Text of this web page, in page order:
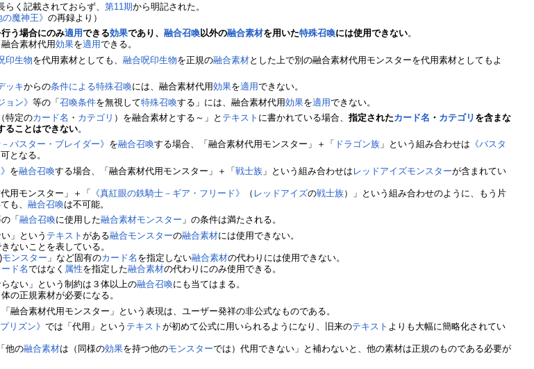
らく記載されておらず、第11期から明記された。
の魔神王》の再録より）
行う場合にのみ適用できる効果であり、融合召喚以外の融合素材を用いた特殊召喚には使用できない。
合素材代用効果を適用できる。
印生物を代用素材としても、融合呪印生物を正規の融合素材とした上で別の融合素材代用モンスターを代用素材としてもよ
ッキからの条件による特殊召喚には、融合素材代用効果を適用できない。
ョン》等の「召喚条件を無視して特殊召喚する」には、融合素材代用効果を適用できない。
特定のカード名 ・ カテゴリ ）を融合素材とする～」と テキスト に書かれている場合、指定されたカード名 ・ カテゴリ を含まな
ることはできない。
バスター・ブレイダー》 を融合召喚する場合、「融合素材代用モンスター」＋「 ドラゴン族 」という組み合わせは 《バスタ
となる。
を融合召喚する場合、「融合素材代用モンスター」＋「戦士族 」という組み合わせは レッドアイズモンスターが含まれてい
用モンスター」＋「 《真紅眼の鉄騎士－ギア・フリード》 （ レッドアイズの戦士族）」という組み合わせのように、もう片
も、融合召喚は不可能。
の「融合召喚に使用した融合素材モンスター 」の条件は満たされる。
」という テキストがある融合モンスターの融合素材には使用できない。
ないことを表している。
モンスター 」など固有のカード名 を指定しない融合素材の代わりには使用できない。
ード名ではなく 属性を指定した融合素材の代わりにのみ使用できる。
ない」という制約は３体以上の融合召喚にも当てはまる。
の正規素材が必要になる。
融合素材代用モンスター」という表現は、ユーザー発祥の非公式なものである。
リズン》では「代用」という テキストが初めて公式に用いられるようになり、旧来のテキスト よりも大幅に簡略化されてい
他の融合素材は（同様の効果を持つ他のモンスターでは）代用できない」と補わないと、他の素材は正規のものである必要が